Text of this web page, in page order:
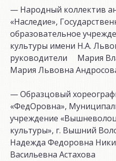
— Народный коллектив
«Наследие»,
образовательное
культуры имени Н.А.
руководители Мария
Мария Львовна
— Образцовый
«ФедОровна»,
учреждение
культуры», г. Вышний
Надежда Федоровна
Васильевна Астахова